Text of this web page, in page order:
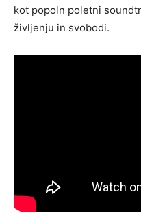
kot popoln poletni
življenju in svobodi.